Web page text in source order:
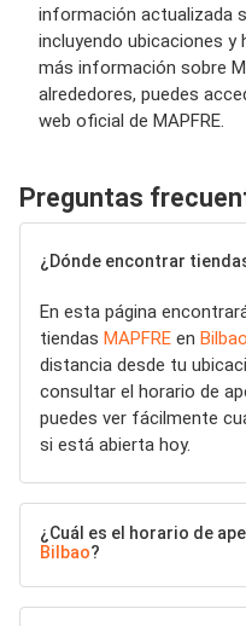
información actualizada
incluyendo ubicaciones y
más información sobre
alrededores, puedes
web oficial de MAPFRE.
Preguntas
¿Dónde encontrar
En esta página
tiendas MAPFRE en Bilbao
distancia desde tu
consultar el horario de
puedes ver fácilmente
si está abierta hoy.
¿Cuál es el horario de
Bilbao?